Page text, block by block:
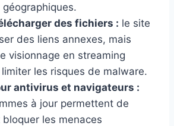
des fichiers : le site
des liens annexes, mais
visionnage en streaming
les risques de malware.
antivirus et navigateurs :
à jour permettent de
les menaces